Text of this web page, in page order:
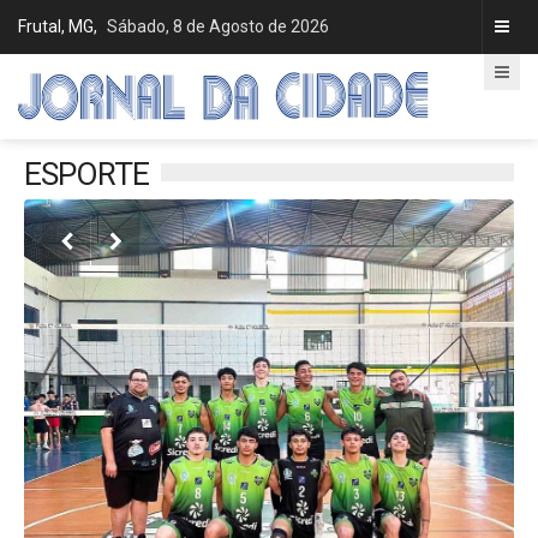
Frutal, MG, Sábado, 8 de Agosto de 2026
ESPORTE
 